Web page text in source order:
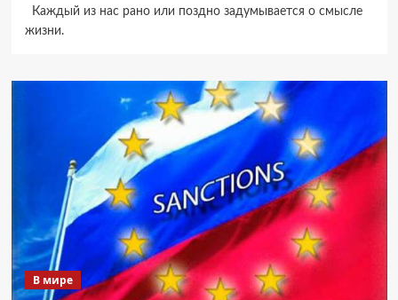
Каждый из нас рано или поздно задумывается о смысле
жизни.
В мире